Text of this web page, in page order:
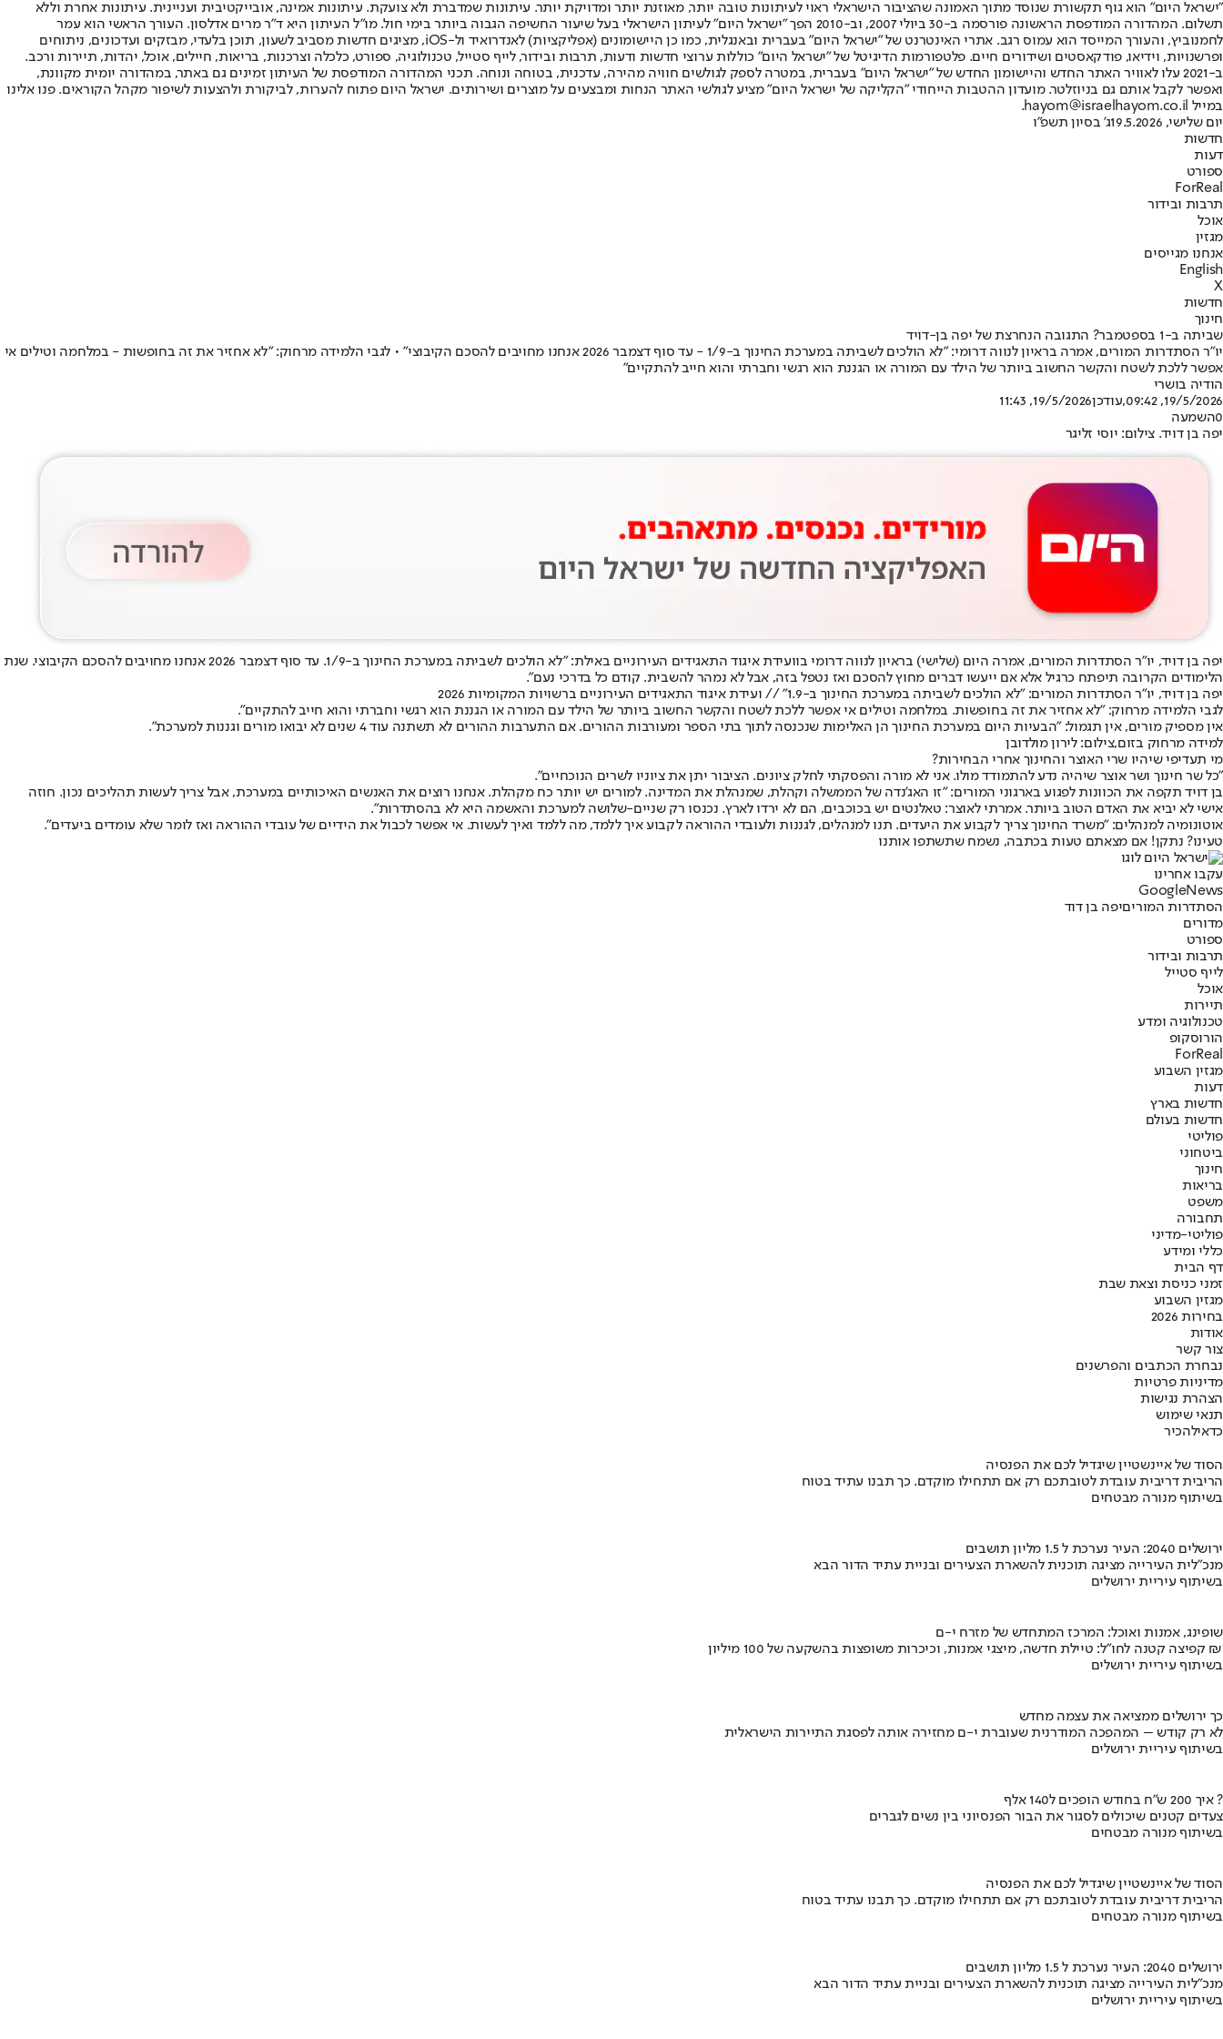
"ישראל היום" הוא גוף תקשורת שנוסד מתוך האמונה שהציבור הישראלי ראוי לעיתונות טובה יותר, מאוזנת יותר ומדויקת יותר. עיתונות שמדברת ולא צועקת. עיתונות אמינה, אובייקטיבית ועניינית. עיתונות אחרת וללא
תשלום. המהדורה המודפסת הראשונה פורסמה ב-30 ביולי 2007, וב-2010 הפך "ישראל היום" לעיתון הישראלי בעל שיעור החשיפה הגבוה ביותר בימי חול. מו"ל העיתון היא ד"ר מרים אדלסון. העורך הראשי הוא עמר
לחמנוביץ, והעורך המייסד הוא עמוס רגב. אתרי האינטרנט של "ישראל היום" בעברית ובאנגלית, כמו כן היישומונים (אפליקציות) לאנדרואיד ול-iOS, מציגים חדשות מסביב לשעון, תוכן בלעדי, מבזקים ועדכונים, ניתוחים
ופרשנויות, וידיאו, פודקאסטים ושידורים חיים. פלטפורמות הדיגיטל של "ישראל היום" כוללות ערוצי חדשות ודעות, תרבות ובידור, לייף סטייל, טכנולוגיה, ספורט, כלכלה וצרכנות, בריאות, חיילים, אוכל, יהדות, תיירות ורכב.
ב-2021 עלו לאוויר האתר החדש והיישומון החדש של "ישראל היום" בעברית, במטרה לספק לגולשים חוויה מהירה, עדכנית, בטוחה ונוחה. תכני המהדורה המודפסת של העיתון זמינים גם באתר, במהדורה יומית מקוונת,
ואפשר לקבל אותם גם בניוזלטר. מועדון ההטבות הייחודי "הקליקה של ישראל היום" מציע לגולשי האתר הנחות ומבצעים על מוצרים ושירותים. ישראל היום פתוח להערות, לביקורת ולהצעות לשיפור מקהל הקוראים. פנו אלינו
במייל hayom@israelhayom.co.il.
יום שלישי, 19.5.2026
ג' בסיון תשפ"ו
חדשות
דעות
ספורט
ForReal
תרבות ובידור
אוכל
מגזין
אנחנו מגייסים
English
X
חדשות
חינוך
שביתה ב-1 בספטמבר? התגובה הנחרצת של יפה בן-דויד
יו"ר הסתדרות המורים, אמרה בראיון לנווה דרומי: "לא הולכים לשביתה במערכת החינוך ב-1/9 - עד סוף דצמבר 2026 אנחנו מחויבים להסכם הקיבוצי" • לגבי הלמידה מרחוק: "לא אחזיר את זה בחופשות - במלחמה וטילים אי
אפשר ללכת לשטח והקשר החשוב ביותר של הילד עם המורה או הגננת הוא רגשי וחברתי והוא חייב להתקיים"
הודיה בושרי
19/5/2026, 09:42
,עודכן19/5/2026, 11:43
0השמעה
יפה בן דויד. צילום: יוסי זליגר
יפה בן דויד, יו"ר הסתדרות המורים, אמרה היום (שלישי) בראיון לנווה דרומי בוועידת איגוד התאגידים העירוניים באילת: "לא הולכים לשביתה במערכת החינוך ב-1/9. עד סוף דצמבר 2026 אנחנו מחויבים להסכם הקיבוצי. שנת
הלימודים הקרובה תיפתח כרגיל אלא אם ייעשו דברים מחוץ להסכם ואז נטפל בזה, אבל לא נמהר להשבית. קודם כל בדרכי נעם".
יפה בן דויד, יו"ר הסתדרות המורים: "לא הולכים לשביתה במערכת החינוך ב-1.9" // ועידת איגוד התאגידים העירוניים ברשויות המקומיות 2026
לגבי הלמידה מרחוק: "לא אחזיר את זה בחופשות. במלחמה וטילים אי אפשר ללכת לשטח והקשר החשוב ביותר של הילד עם המורה או הגננת הוא רגשי וחברתי והוא חייב להתקיים".
אין מספיק מורים, אין תגמול: "הבעיות היום במערכת החינוך הן האלימות שנכנסה לתוך בתי הספר ומעורבות ההורים. אם התערבות ההורים לא תשתנה עוד 4 שנים לא יבואו מורים וגננות למערכת".
למידה מרחוק בזום,צילום: לירון מולדובן
מי תעדיפי שיהיו שרי האוצר והחינוך אחרי הבחירות?
"כל שר חינוך ושר אוצר שיהיה נדע להתמודד מולו. אני לא מורה והפסקתי לחלק ציונים. הציבור יתן את ציוניו לשרים הנוכחיים".
בן דויד תקפה את הכוונות לפגוע בארגוני המורים: "זו האג'נדה של הממשלה וקהלת, שמנהלת את המדינה. למורים יש יותר כח מקהלת. אנחנו רוצים את האנשים האיכותיים במערכת, אבל צריך לעשות תהליכים נכון. חוזה
אישי לא יביא את האדם הטוב ביותר. אמרתי לאוצר: טאלנטים יש בכוכבים, הם לא ירדו לארץ. נכנסו רק שניים-שלושה למערכת והאשמה היא לא בהסתדרות".
אוטונומיה למנהלים: "משרד החינוך צריך לקבוע את היעדים. תנו למנהלים, לגננות ולעובדי ההוראה לקבוע איך ללמד, מה ללמד ואיך לעשות. אי אפשר לכבול את הידיים של עובדי ההוראה ואז לומר שלא עומדים ביעדים".
טעינו? נתקן! אם מצאתם טעות בכתבה, נשמח שתשתפו אותנו
עקבו אחרינו
Googl eNews
הסתדרות המוריםיפה בן דוד
מדורים
ספורט
תרבות ובידור
לייף סטייל
אוכל
תיירות
טכנולוגיה ומדע
הורוסקופ
ForReal
מגזין השבוע
דעות
חדשות בארץ
חדשות בעולם
פוליטי
ביטחוני
חינוך
בריאות
משפט
תחבורה
פוליטי-מדיני
כללי ומידע
דף הבית
זמני כניסת וצאת שבת
מגזין השבוע
בחירות 2026
אודות
צור קשר
נבחרת הכתבים והפרשנים
מדיניות פרטיות
הצהרת נגישות
תנאי שימוש
כדאילהכיר
הסוד של איינשטיין שיגדיל לכם את הפנסיה
הריבית דריבית עובדת לטובתכם רק אם תתחילו מוקדם. כך תבנו עתיד בטוח
בשיתוף מנורה מבטחים
ירושלים 2040: העיר נערכת ל 1.5 מליון תושבים
מנכ"לית העירייה מציגה תוכנית להשארת הצעירים ובניית עתיד הדור הבא
בשיתוף עיריית ירושלים
שופינג, אמנות ואוכל: המרכז המתחדש של מזרח י-ם
קפיצה קטנה לחו"ל: טיילת חדשה, מיצגי אמנות, וכיכרות משופצות בהשקעה של 100 מיליון ₪
בשיתוף עיריית ירושלים
כך ירושלים ממציאה את עצמה מחדש
לא רק קודש – המהפכה המודרנית שעוברת י-ם מחזירה אותה לפסגת התיירות הישראלית
בשיתוף עיריית ירושלים
איך 200 ש"ח בחודש הופכים ל140 אלף ?
צעדים קטנים שיכולים לסגור את הבור הפנסיוני בין נשים לגברים
בשיתוף מנורה מבטחים
הסוד של איינשטיין שיגדיל לכם את הפנסיה
הריבית דריבית עובדת לטובתכם רק אם תתחילו מוקדם. כך תבנו עתיד בטוח
בשיתוף מנורה מבטחים
ירושלים 2040: העיר נערכת ל 1.5 מליון תושבים
מנכ"לית העירייה מציגה תוכנית להשארת הצעירים ובניית עתיד הדור הבא
בשיתוף עיריית ירושלים